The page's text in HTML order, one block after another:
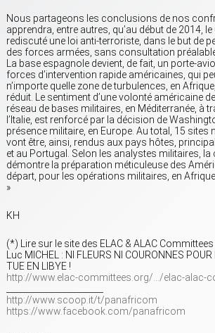
Nous partageons les conclusions de nos
apprendra, entre autres, qu’au début de 2014,
rediscuté une loi anti-terroriste, dans le but de
des forces armées, sans consultation
La base espagnole devient, de fait, un porte-
forces d’intervention rapide américaines, qui
n’importe quelle zone de turbulences, en
réduit. Le sentiment d’une volonté américaine
réseau de bases militaires, en Méditerranée, à
l’Italie, est renforcé par la décision de
présence militaire, en Europe. Au total, 15
vont être, ainsi, rendus aux pays hôtes,
et au Portugal. Selon les analystes militaires, la
démontre la préparation méticuleuse des
départ, pour les opérations militaires, en
»
KH
(*) Lire sur le site des ELAC & ALAC Committees
Luc MICHEL : NI FLEURS NI COURONNES POUR
TUE EN LIBYE !
http://www.elac-committees.org/…/elac-alac-
http://www.scoop.it/t/panafricom
https://www.facebook.com/panafricom